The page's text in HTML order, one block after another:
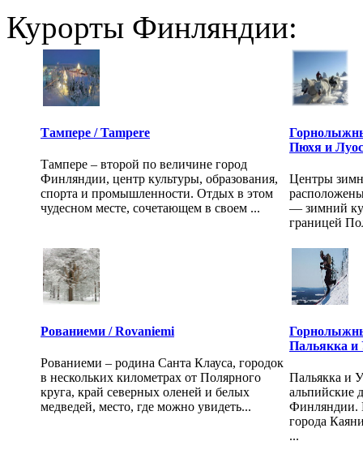
Курорты Финляндии:
Тампере / Tampere
Тампере – второй по величине город
Финляндии, центр культуры, образования,
спорта и промышленности. Отдых в этом
чудесном месте, сочетающем в своем ...
Пюхя и
Центры
— зимний
границей
Рованиеми / Rovaniemi
Рованиеми – родина Санта Клауса, городок
в нескольких километрах от Полярного
круга, край северных оленей и белых
медведей, место, где можно увидеть...
Пальякка и
Пальякка и
альпийские
Финляндии.
города
...